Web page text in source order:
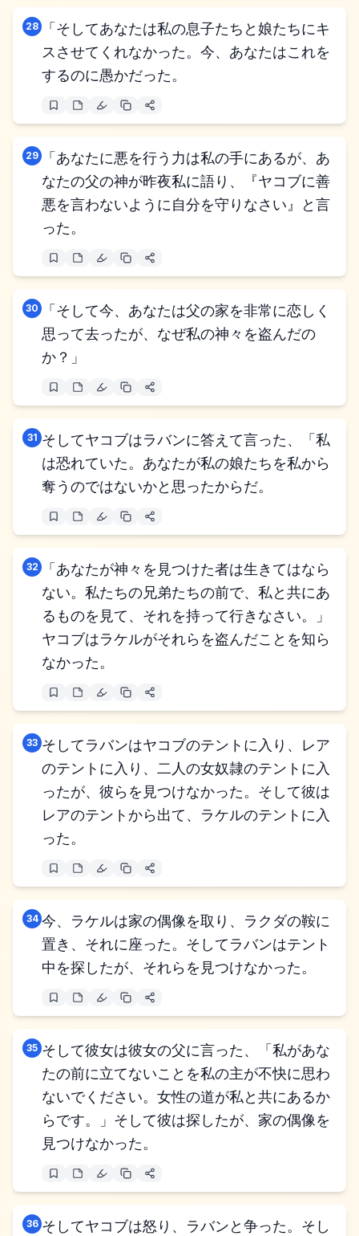
28
「そしてあなたは私の息子たちと娘たちにキ
スさせてくれなかった。今、あなたはこれを
するのに愚かだった。
29
「あなたに悪を行う力は私の手にあるが、あ
なたの父の神が昨夜私に語り、『ヤコブに善
悪を言わないように自分を守りなさい』と言
った。
30
「そして今、あなたは父の家を非常に恋しく
思って去ったが、なぜ私の神々を盗んだの
か？」
31 そしてヤコブはラバンに答えて言った、「私
は恐れていた。あなたが私の娘たちを私から
奪うのではないかと思ったからだ。
32
「あなたが神々を見つけた者は生きてはなら
ない。私たちの兄弟たちの前で、私と共にあ
るものを見て、それを持って行きなさい。」
ヤコブはラケルがそれらを盗んだことを知ら
なかった。
33 そしてラバンはヤコブのテントに入り、レア
のテントに入り、二人の女奴隷のテントに入
ったが、彼らを見つけなかった。そして彼は
レアのテントから出て、ラケルのテントに入
った。
34 今、ラケルは家の偶像を取り、ラクダの鞍に
置き、それに座った。そしてラバンはテント
中を探したが、それらを見つけなかった。
35 そして彼女は彼女の父に言った、「私があな
たの前に立てないことを私の主が不快に思わ
ないでください。女性の道が私と共にあるか
らです。」そして彼は探したが、家の偶像を
見つけなかった。
36 そしてヤコブは怒り、ラバンと争った。そし